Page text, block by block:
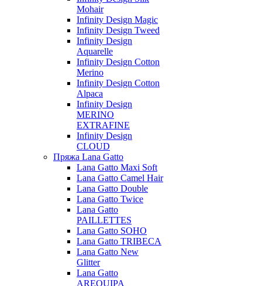
Mohair
Infinity Design Magic
Infinity Design Tweed
Infinity Design
Aquarelle
Infinity Design Cotton
Merino
Infinity Design Cotton
Alpaca
Infinity Design
MERINO
EXTRAFINE
Infinity Design
CLOUD
Пряжа Lana Gatto
Lana Gatto Maxi Soft
Lana Gatto Camel Hair
Lana Gatto Double
Lana Gatto Twice
Lana Gatto
PAILLETTES
Lana Gatto SOHO
Lana Gatto TRIBECA
Lana Gatto New
Glitter
Lana Gatto
AREQUIPA